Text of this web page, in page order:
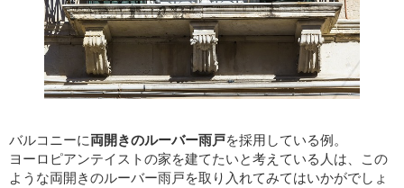
バルコニーに両開きのルーバー雨戸を採用している例。
ヨーロピアンテイストの家を建てたいと考えている人は、この
ような両開きのルーバー雨戸を取り入れてみてはいかがでしょ